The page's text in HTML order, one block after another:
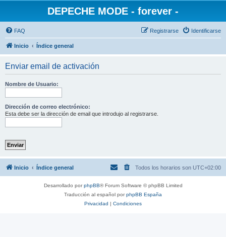
DEPECHE MODE - forever -
FAQ Identificarse
Registrarse
Inicio Índice general
Enviar email de activación
Nombre de Usuario:
Dirección de correo electrónico:
Esta debe ser la dirección de email que introdujo al registrarse.
Inicio Índice general Todos los horarios son UTC+02:00
Desarrollado porphpBB® Forum Software © phpBB Limited
Traducción al español porphpBB España
Privacidad | Condiciones